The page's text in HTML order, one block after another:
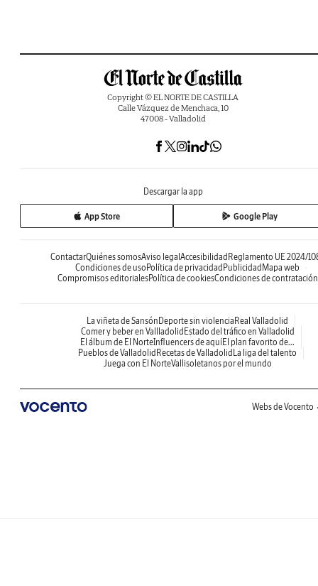
Copyright © EL NORTE DE CASTILLA
Calle Vázquez de Menchaca, 10
47008 - Valladolid
Descargar la app
App Store Google Play
ContactarQuiénes somosAviso legal Accesibilidad Reglamento UE 2024/
Condiciones de uso Política de privacidad Publicidad Mapa web
Compromisos editorialesPolítica de cookiesCondiciones de contratación
La viñeta de Sansón Deporte sin violencia Real Valladolid
Comer y beber en Vallladolid Estado del tráfico en Valladolid
El álbum de El NorteInfluencers de aquíEl plan favorito de...
Pueblos de Valladolid Recetas de Valladolid La liga del talento
Juega con El NorteVallisoletanos por el mundo
Webs de Vocento